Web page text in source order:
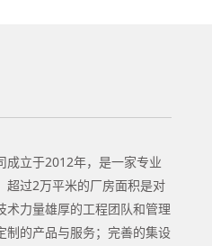
成立于2012年，是一家专业
超过2万平米的厂房面积是对
术力量雄厚的工程团队和管理
制的产品与服务；完善的集设